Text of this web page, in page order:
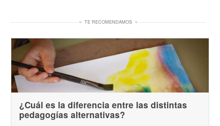
TE RECOMENDAMOS
¿Cuál es la diferencia entre las distintas
pedagogías alternativas?